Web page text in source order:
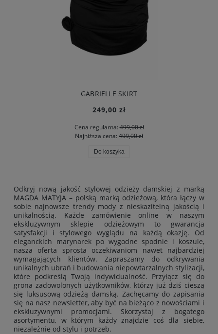
GABRIELLE SKIRT
249,00 zł
Cena regularna:499,00 zł
Najniższa cena: 499,00 zł
Do koszyka
Odkryj nową jakość stylowej odzieży damskiej z marką
MAGDA MATYJA – polską marką odzieżową, która łączy w
sobie najnowsze trendy mody z nieskazitelną jakością i
unikalnością. Każde zamówienie online w naszym
ekskluzywnym sklepie odzieżowym to gwarancja
satysfakcji i stylowego wyglądu na każdą okazję. Od
eleganckich marynarek po wygodne spodnie i koszule,
nasza oferta sprosta oczekiwaniom nawet najbardziej
wymagających klientów. Zapraszamy do odkrywania
unikalnych ubrań i budowania niepowtarzalnych stylizacji,
które podkreślą Twoją indywidualność. Przyłącz się do
grona zadowolonych użytkowników, którzy już dziś cieszą
się luksusową odzieżą damską. Zachęcamy do zapisania
się na nasz newsletter, aby być na bieżąco z nowościami i
ekskluzywnymi promocjami. Skorzystaj z bogatego
asortymentu, w którym każdy znajdzie coś dla siebie,
niezależnie od stylu i potrzeb.